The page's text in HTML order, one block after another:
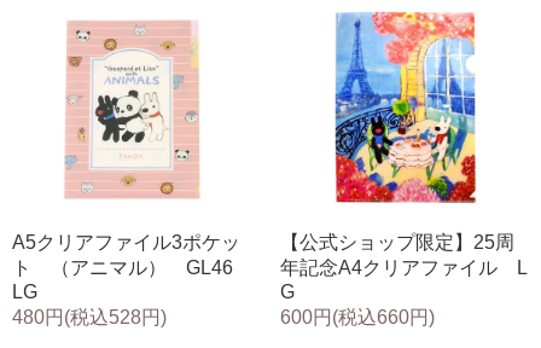
A5クリアファイル3ポケッ
ト （アニマル） GL46
LG
480円(税込528円)
【公式ショップ限定】25周
年記念A4クリアファイル L
G
600円(税込660円)